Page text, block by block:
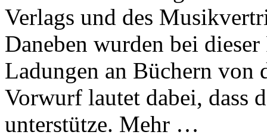
Verlags und des
Daneben wurden bei
Ladungen an Büchern von
Vorwurf lautet dabei, dass
unterstütze. Mehr …